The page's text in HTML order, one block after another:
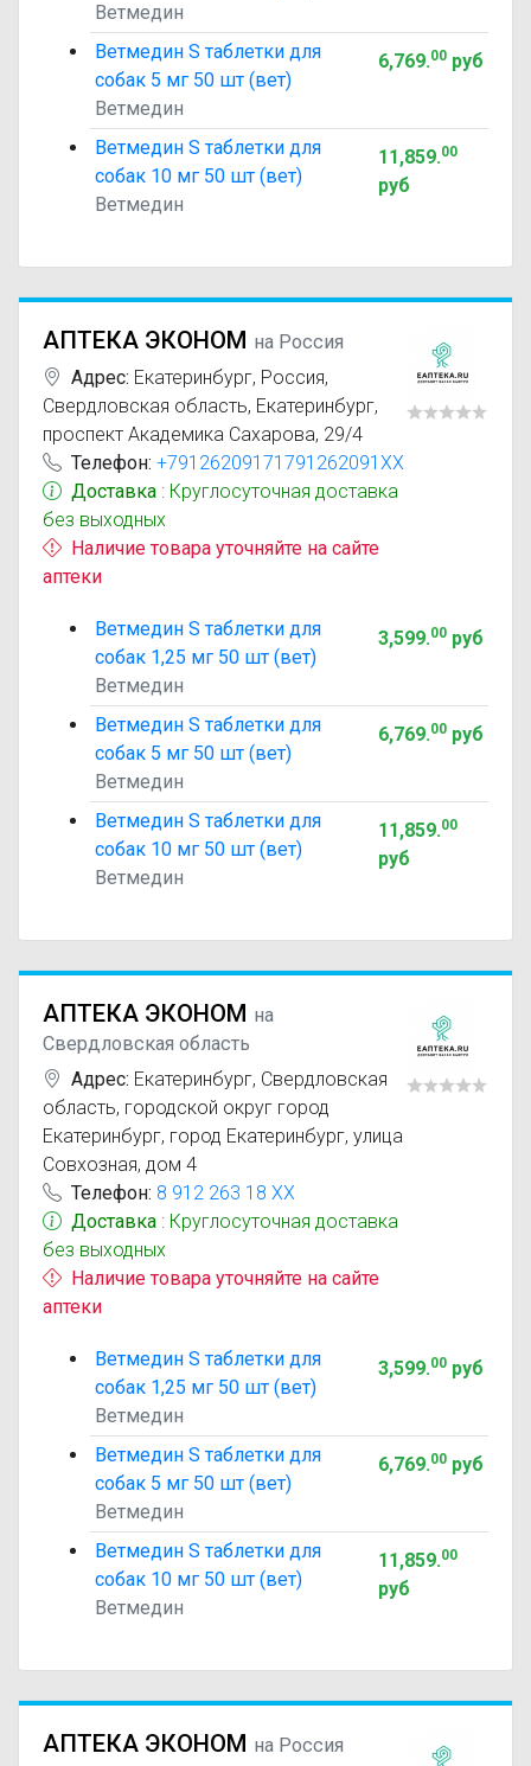
Ветмедин
Ветмедин S таблетки для
собак 5 мг 50 шт (вет)
Ветмедин
6,769.00руб
Ветмедин S таблетки для
собак 10 мг 50 шт (вет)
Ветмедин
11,859.00
руб
АПТЕКА ЭКОНОМ на Россия
Адрес: Екатеринбург, Россия,
Свердловская область, Екатеринбург,
проспект Академика Сахарова, 29/4
Телефон: +79126209171791262091XX
Доставка : Круглосуточная доставка
без выходных
Наличие товара уточняйте на сайте
аптеки
Ветмедин S таблетки для
собак 1,25 мг 50 шт (вет)
Ветмедин
3,599.00руб
Ветмедин S таблетки для
собак 5 мг 50 шт (вет)
Ветмедин
6,769.00руб
Ветмедин S таблетки для
собак 10 мг 50 шт (вет)
Ветмедин
11,859.00
руб
АПТЕКА ЭКОНОМ на
Свердловская область
Адрес: Екатеринбург, Свердловская
область, городской округ город
Екатеринбург, город Екатеринбург, улица
Совхозная, дом 4
Телефон: 8 912 263 18 XX
Доставка : Круглосуточная доставка
без выходных
Наличие товара уточняйте на сайте
аптеки
Ветмедин S таблетки для
собак 1,25 мг 50 шт (вет)
Ветмедин
3,599.00руб
Ветмедин S таблетки для
собак 5 мг 50 шт (вет)
Ветмедин
6,769.00руб
Ветмедин S таблетки для
собак 10 мг 50 шт (вет)
Ветмедин
11,859.00
руб
АПТЕКА ЭКОНОМ на Россия